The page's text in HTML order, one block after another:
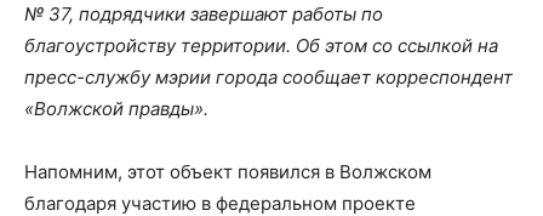
№ 37, подрядчики завершают работы по
благоустройству территории. Об этом со ссылкой на
пресс-службу мэрии города сообщает корреспондент
«Волжской правды».
Напомним, этот объект появился в Волжском
благодаря участию в федеральном проекте